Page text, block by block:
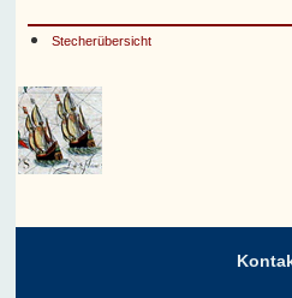
Stecherübersicht